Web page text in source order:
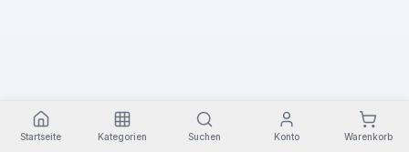
Startseite Kategorien Suchen Konto Warenkorb